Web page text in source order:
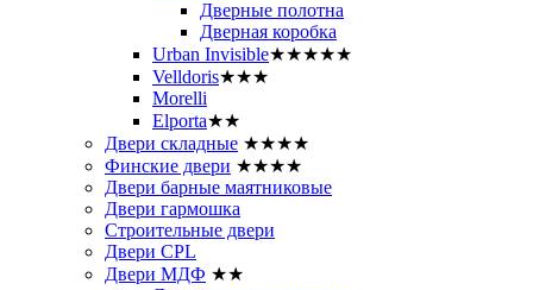
Дверные полотна
Дверная коробка
Urban Invisible★★★★★
Velldoris★★★
Morelli
Elporta★★
Двери складные ★★★★
Финские двери ★★★★
Двери барные маятниковые
Двери гармошка
Строительные двери
Двери CРL
Двери МДФ ★★